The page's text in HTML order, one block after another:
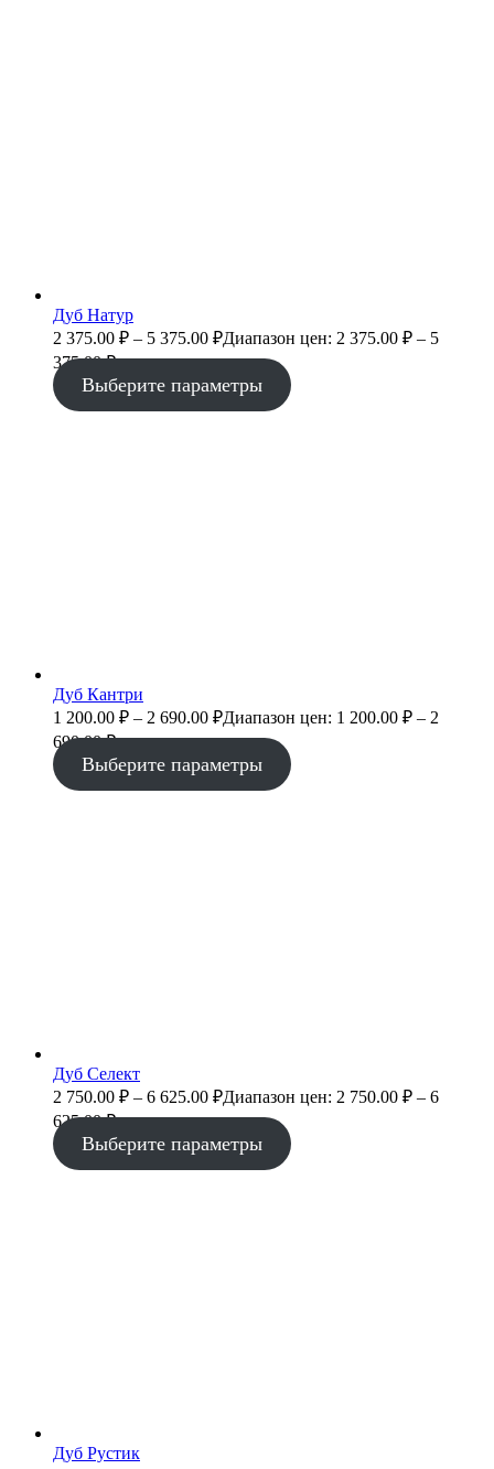
Дуб Натур
2 375.00 ₽ – 5 375.00 ₽Диапазон цен: 2 375.00 ₽ – 5
375.00 ₽
Выберите параметры
Дуб Кантри
1 200.00 ₽ – 2 690.00 ₽Диапазон цен: 1 200.00 ₽ – 2
690.00 ₽
Выберите параметры
Дуб Селект
2 750.00 ₽ – 6 625.00 ₽Диапазон цен: 2 750.00 ₽ – 6
625.00 ₽
Выберите параметры
Дуб Рустик